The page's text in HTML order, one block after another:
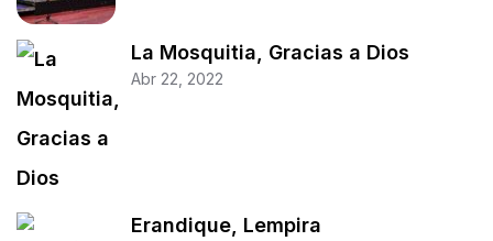
La Mosquitia, Gracias a Dios
Abr 22, 2022
Erandique, Lempira